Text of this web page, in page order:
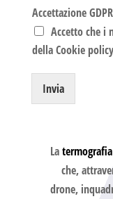
Accettazione GDPR
Accetto che i
della Cookie
Invia
La
che,
drone,